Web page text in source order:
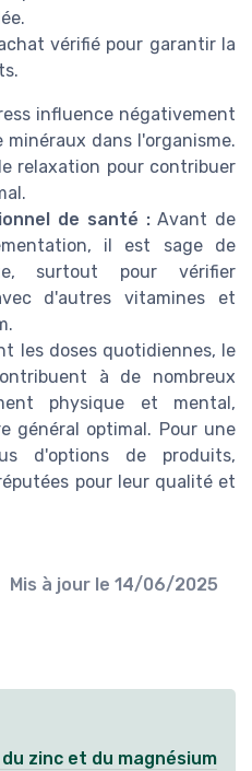
vérifié pour garantir la
influence négativement
dans l'organisme.
relaxation pour contribuer
de santé :Avant de
il est sage de
surtout pour vérifier
d'autres vitamines et
les doses quotidiennes, le
à de nombreux
physique et mental,
général optimal. Pour une
d'options de produits,
pour leur qualité et
Mis à jour le 14/06/2025
zinc et du magnésium